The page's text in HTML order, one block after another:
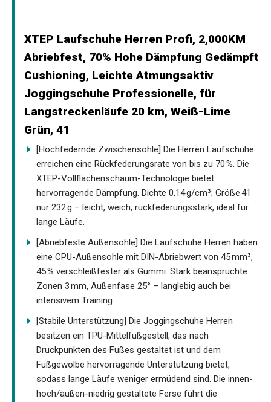
XTEP Laufschuhe Herren Profi, 2,000KM
Abriebfest, 70% Hohe Dämpfung Gedämpft
Cushioning, Leichte Atmungsaktiv
Joggingschuhe Professionelle, für
Langstreckenläufe 20 km, Weiß-Lime
Grün, 41
[Hochfedernde Zwischensohle] Die Herren Laufschuhe
erreichen eine Rückfederungsrate von bis zu 70 %. Die
XTEP-Vollflächenschaum-Technologie bietet
hervorragende Dämpfung. Dichte 0,14 g/cm³; Größe 41
nur 232 g – leicht, weich, rückfederungsstark, ideal für
lange Läufe.
[Abriebfeste Außensohle] Die Laufschuhe Herren haben
eine CPU-Außensohle mit DIN-Abriebwert von 45 mm³,
45 % verschleißfester als Gummi. Stark beanspruchte
Zonen 3 mm, Außenfase 25° – langlebig auch bei
intensivem Training.
[Stabile Unterstützung] Die Joggingschuhe Herren
besitzen ein TPU-Mittelfußgestell, das nach
Druckpunkten des Fußes gestaltet ist und dem
Fußgewölbe hervorragende Unterstützung bietet,
sodass lange Läufe weniger ermüdend sind. Die innen-
hoch/außen-niedrig gestaltete Ferse führt die